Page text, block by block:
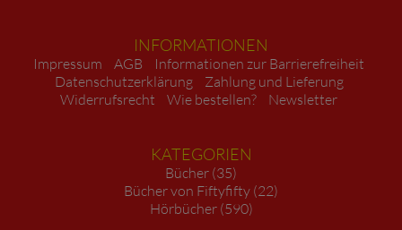
INFORMATIONEN
Impressum AGB
Informationen zur Barrierefreiheit
Datenschutzerklärung
Zahlung und Lieferung
Widerrufsrecht
Wie bestellen? Newsletter
KATEGORIEN
Bücher (35)
Bücher von Fiftyfifty (22)
Hörbücher (590)